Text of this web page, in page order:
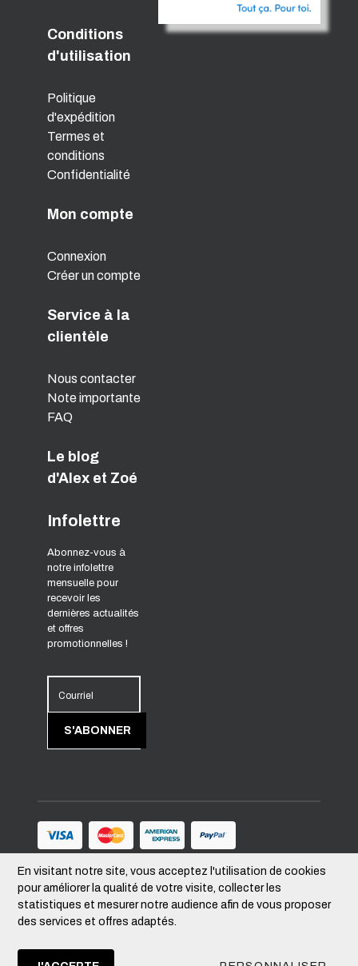
Conditions
d'utilisation
Politique
d'expédition
Termes et
conditions
Confidentialité
Mon compte
Connexion
Créer un compte
Service à la
clientèle
Nous contacter
Note importante
FAQ
Le blog
d'Alex et Zoé
Infolettre
Abonnez-vous à
notre infolettre
mensuelle pour
recevoir les
dernières actualités
et offres
promotionnelles !
Courriel
S'ABONNER
Suivez-nous
En visitant notre site, vous acceptez l'utilisation de cookies
pour améliorer la qualité de votre visite, collecter les
statistiques et mesurer notre audience afin de vous proposer
des services et offres adaptés.